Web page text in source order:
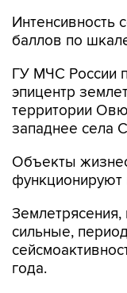
Интенсивность
баллов по
ГУ МЧС России
эпицентр
территории
западнее села
Объекты
Землетрясения,
сильные,
года.